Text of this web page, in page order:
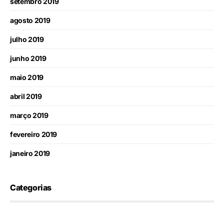
agosto 2019
julho 2019
junho 2019
maio 2019
abril 2019
março 2019
fevereiro 2019
janeiro 2019
Categorias